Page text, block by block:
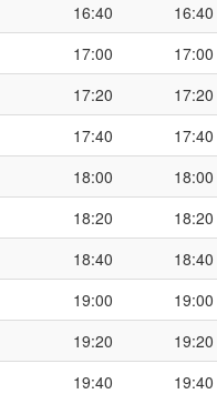
16:40 16:40
17:00 17:00
17:20 17:20
17:40 17:40
18:00 18:00
18:20 18:20
18:40 18:40
19:00 19:00
19:20 19:20
19:40 19:40